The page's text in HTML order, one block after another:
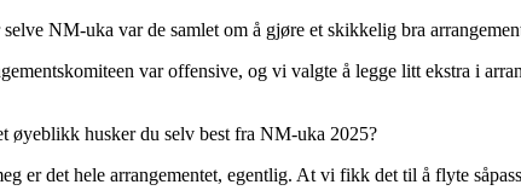
NM-uka var de samlet om å gjøre et skikkelig bra
var offensive, og vi valgte å legge litt ekstra i
øyeblikk husker du selv best fra NM-uka 2025?
er det hele arrangementet, egentlig. At vi fikk det til å flyte